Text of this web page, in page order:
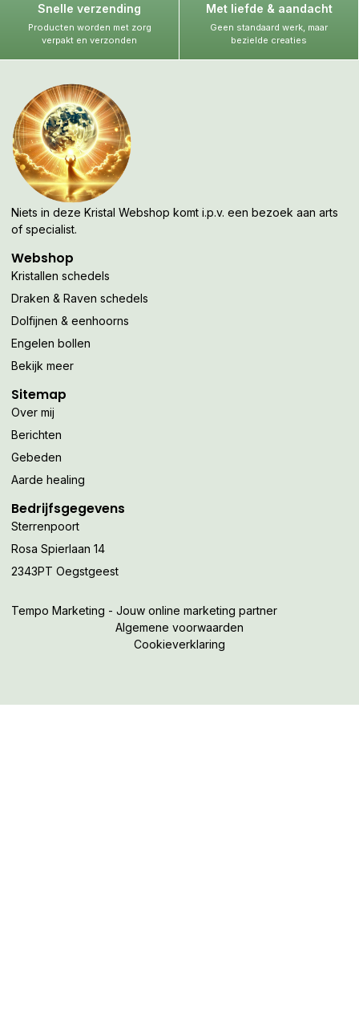
Snelle verzending
Producten worden met zorg
verpakt en verzonden
Met liefde & aandacht
Geen standaard werk, maar
bezielde creaties
Niets in deze Kristal Webshop komt i.p.v. een bezoek aan arts
of specialist.
Webshop
Kristallen schedels
Draken & Raven schedels
Dolfijnen & eenhoorns
Engelen bollen
Bekijk meer
Sitemap
Over mij
Berichten
Gebeden
Aarde healing
Bedrijfsgegevens
Sterrenpoort
Rosa Spierlaan 14
2343PT Oegstgeest
Tempo Marketing - Jouw online marketing partner
Algemene voorwaarden
Cookieverklaring